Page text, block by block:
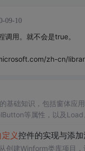
09-10
调用。就不会是true。
zh-cn/
的基础知识，包括窗体应
等属性，以及Load
义控件的实现与添加
创建Winform类库项目，